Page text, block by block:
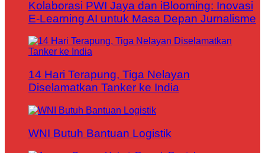
Kolaborasi PWI Jaya dan iBlooming: Inovasi
E-Learning AI untuk Masa Depan Jurnalisme
14 Hari Terapung, Tiga Nelayan
Diselamatkan Tanker ke India
WNI Butuh Bantuan Logistik